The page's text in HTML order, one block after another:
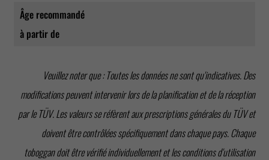
Âge recommandé
à partir de
Veuillez noter que : Toutes les données ne sont qu'indicatives. Des
modifications peuvent intervenir lors de la planification et de la réception
par le TÜV. Les valeurs se réfèrent aux prescriptions générales du TÜV et
doivent être contrôlées spécifiquement dans chaque pays. Chaque
toboggan doit être vérifié individuellement et les conditions d'utilisation